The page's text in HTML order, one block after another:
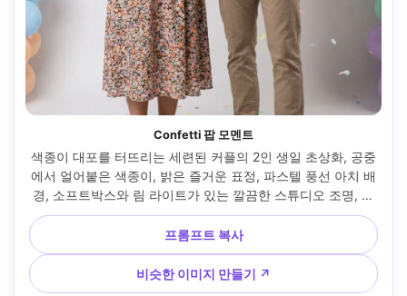
Confetti 팝 모멘트
색종이 대포를 터뜨리는 세련된 커플의 2인 생일 초상화, 공중
에서 얼어붙은 색종이, 밝은 즐거운 표정, 파스텔 풍선 아치 배
경, 소프트박스와 림 라이트가 있는 깔끔한 스튜디오 조명, 캐
논 R5 50mm f/1.8, 미드 샷 프레임, 선명한 초점, 하이 셔터
룩, 포토리얼리즘 스킨과 패브릭 디테일 --ar 4:5
프롬프트 복사
비슷한 이미지 만들기 ↗